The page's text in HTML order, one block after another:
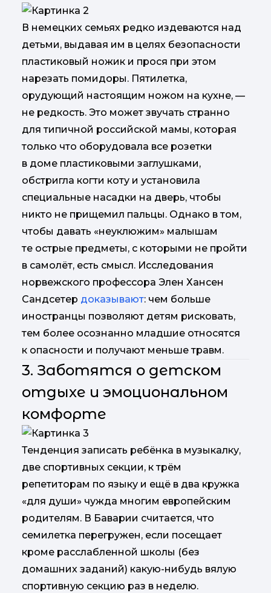
В немецких семьях редко издеваются над
детьми, выдавая им в целях безопасности
пластиковый ножик и прося при этом
нарезать помидоры. Пятилетка,
орудующий настоящим ножом на кухне, —
не редкость. Это может звучать странно
для типичной российской мамы, которая
только что оборудовала все розетки
в доме пластиковыми заглушками,
обстригла когти коту и установила
специальные насадки на дверь, чтобы
никто не прищемил пальцы. Однако в том,
чтобы давать «неуклюжим» малышам
те острые предметы, с которыми не пройти
в самолёт, есть смысл. Исследования
норвежского профессора Элен Хансен
Сандсетер доказывают: чем больше
иностранцы позволяют детям рисковать,
тем более осознанно младшие относятся
к опасности и получают меньше травм.
3. Заботятся о детском
отдыхе и эмоциональном
комфорте
Тенденция записать ребёнка в музыкалку,
две спортивных секции, к трём
репетиторам по языку и ещё в два кружка
«для души» чужда многим европейским
родителям. В Баварии считается, что
семилетка перегружен, если посещает
кроме расслабленной школы (без
домашних заданий) какую-нибудь вялую
спортивную секцию раз в неделю.